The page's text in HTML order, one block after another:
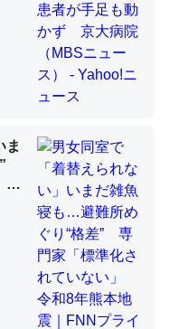
量に使う脊椎動物と貝
殻を無くしてナメク
＝「昆虫はなぜ海にいな
たまに覗いてる。ぼ
と、Googleマップで
充電中かが分かるので
歳と僕。ITツール導入で
by LIFULL介護
ま
”
令